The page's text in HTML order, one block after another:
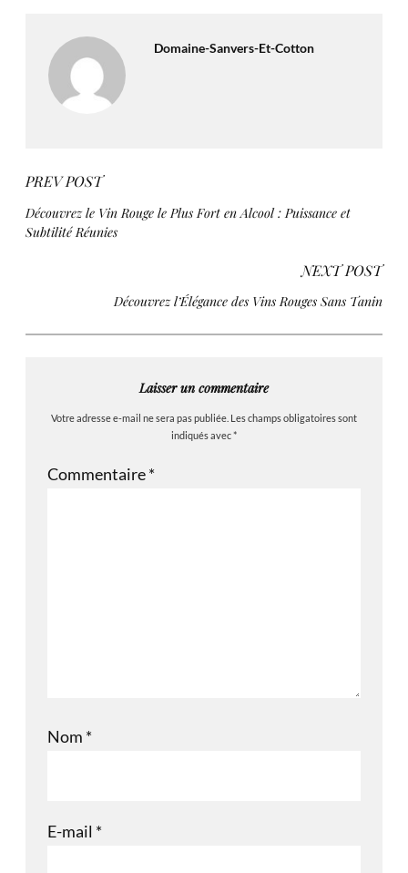
Domaine-Sanvers-Et-Cotton
PREV POST
Découvrez le Vin Rouge le Plus Fort en Alcool : Puissance et
Subtilité Réunies
NEXT POST
Découvrez l’Élégance des Vins Rouges Sans Tanin
Laisser un commentaire
Votre adresse e-mail ne sera pas publiée. Les champs obligatoires sont
indiqués avec*
Commentaire*
Nom *
E-mail *